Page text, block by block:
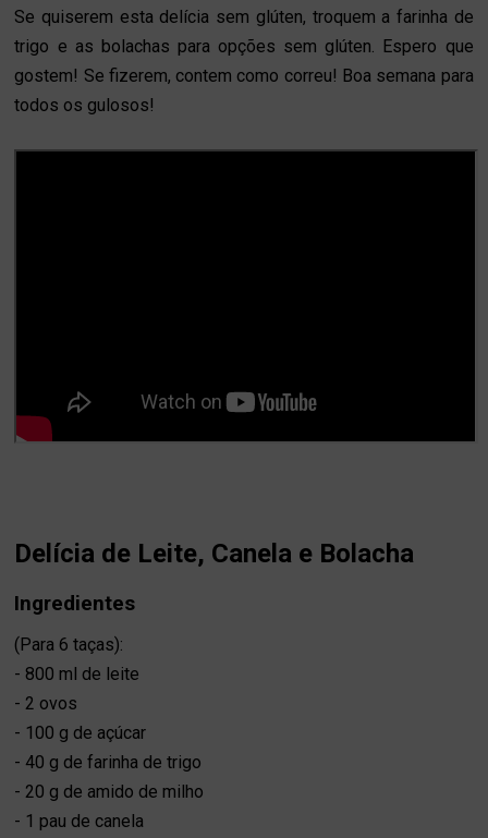
Se quiserem esta delícia sem glúten, troquem a farinha de
trigo e as bolachas para opções sem glúten. Espero que
gostem! Se fizerem, contem como correu! Boa semana para
todos os gulosos!
Delícia de Leite, Canela e Bolacha
Ingredientes
(Para 6 taças):
- 800 ml de leite
- 2 ovos
- 100 g de açúcar
- 40 g de farinha de trigo
- 20 g de amido de milho
- 1 pau de canela